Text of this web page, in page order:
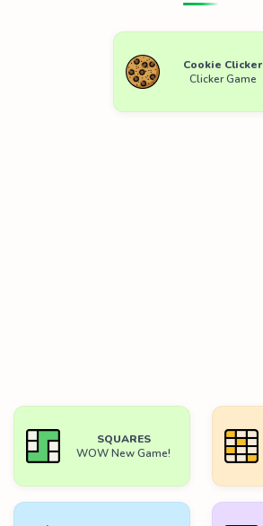
Cookie Clicker
Clicker Game
SQUARES
WOW New Game!